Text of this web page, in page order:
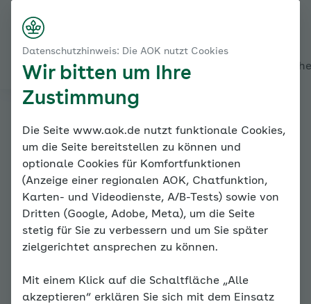
Alles über den Coach Mein Coach
Erwartungen & Ansprüche – Trennungsangst
Erwartungen wahrnehmen
Familiencoach
Kinderängste
wahrnehmen
Datenschutzhinweis: Die AOK nutzt Cookies
Wir bitten um Ihre
Zustimmung
Die Seite www.aok.de nutzt funktionale Cookies,
um die Seite bereitstellen zu können und
optionale Cookies für Komfortfunktionen
(Anzeige einer regionalen AOK, Chatfunktion,
Karten- und Videodienste, A/B-Tests) sowie von
Dritten (Google, Adobe, Meta), um die Seite
stetig für Sie zu verbessern und um Sie später
zielgerichtet ansprechen zu können.
Mit einem Klick auf die Schaltfläche „Alle
akzeptieren“ erklären Sie sich mit dem Einsatz